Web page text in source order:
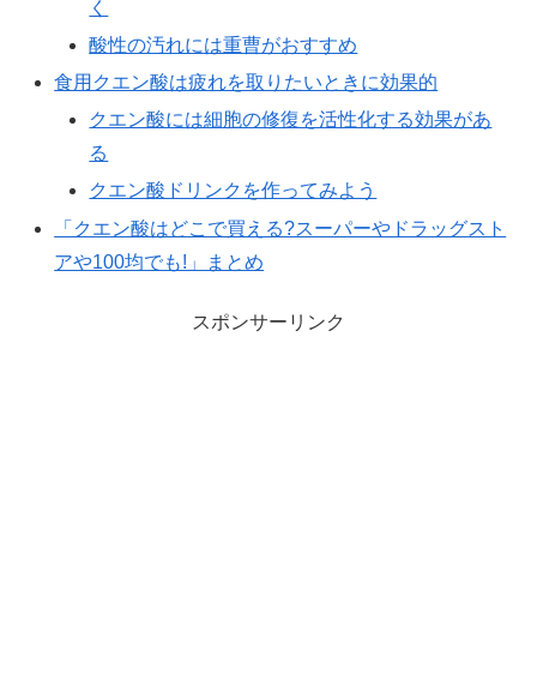
く
酸性の汚れには重曹がおすすめ
食用クエン酸は疲れを取りたいときに効果的
クエン酸には細胞の修復を活性化する効果があ
る
クエン酸ドリンクを作ってみよう
「クエン酸はどこで買える?スーパーやドラッグスト
アや100均でも!」まとめ
スポンサーリンク